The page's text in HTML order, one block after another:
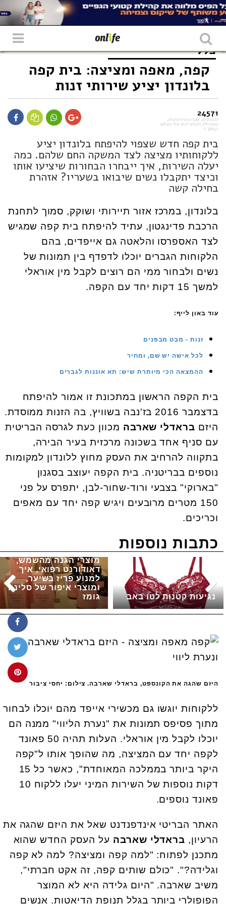
כללי
קפה, מאפה ומציצה: בית קפה
בלונדון יציע שירותי זנות
24571
טבעונית, אקו-פמיניסטית,
ומפעילת הקמפיינים when he
pays ו-
בית קפה חדש שצפוי להיפתח בלונדון יציע
ללקוחותיו מציצה לצד המשקה החם שלהם. כמה
יעלה השירות, איך ייבחרו הבחורות שיציעו אותו
וכיצד יתקבלו נשים שיבואו בשעריו? אזהרת
בחילה קשה
בלונדון, במרכז אזור תיירותי ושוקק, סמוך לתחנת
הרכבת פדינגטון, עתיד להיפתח בית קפה שמגיש
לצד האספרסו והלאטה גם אייפדים, בהם
הלקוחות הגברים יוכלו לדפדף בין תמונות של
נשים ולבחור ממי הם רוצים לקבל מין אוראלי
למשך 15 דקות יחד עם הקפה.
עוד באון לייף:
זנות - מבט מבפנים
לכל אישה יש שם, ומחיר
ההמצאה הכי מיותרת שיש: תא אוננות לגברים
בית הקפה הראשון במתכונת זו אמור להיפתח
בדצמבר 2016 בז'נבה בשוויץ, בה הזנות ממוסדת.
היזם בראדלי שארבה מכוון כעת לגרסה הבריטית
עם סניף אחד בשכונה מרכזית בעיר הבירה,
בתקווה להרחיב את העסק מחוץ ללונדון למקומות
נוספים בבריטניה. בית הקפה יעוצב בסגנון
"בארוקי" בצבעי ורוד-שחור-לבן, יתפרס על פני
150 מטרים מרובעים ויגיש קפה יחד עם מאפים
וכריכים.
כתבות נוספות
מוצרי הגנה מהשמש,
דאודורנט רפואי, איך
למנוע פריז בשיער,
ומוצרי איפור של סלינה
גומז
נגיעות קטנות לטו באב
היזם שהגה את הקונספט, בראדלי שארבה. צילום: יחסי ציבור
ללקוחות יוגשו גם מכשירי אייפד מהם יוכלו לבחור
מתוך פסיפס תמונות את "נערת הליווי" ממנה הם
יוכלו לקבל מין אוראלי. העלות תהיה 50 פאונד
לקפה יחד עם המציצה, מה שהופך אותו ל"קפה
היקר ביותר בממלכה המאוחדת", כאשר כל 15
דקות נוספות של השירות המיני יעלו ללקוח 10
פאונד נוספים.
האתר הבריטי אינדפנדנט שאל את היזם שהגה את
הרעיון, בראדלי שארבה על העסק החדש שהוא
מתכנן לפתוח: "למה קפה ומציצה? למה לא קפה
וגלידה?". "כולם שותים קפה, זה אקט חברתי",
משיב שארבה. "היום גלידה היא לא המוצר
הפופולרי ביותר בגלל תנופת הדיאטות. אנשים